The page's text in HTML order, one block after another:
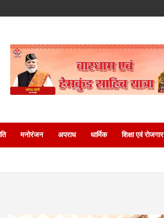
मनोरंजन अपराध धार्मिक शिक्षा एवं रोजगार